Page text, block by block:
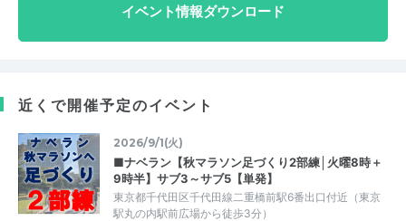
イベント情報ダウンロード
近くで開催予定のイベント
2026/9/1(火)
■ナベラン【秋マラソン足づくり2部練│火曜8時＋
9時半】サブ3～サブ5【単発】
東京都千代田区千代田線二重橋前駅6番出口付近（東京
駅丸の内駅前広場から徒歩3分）